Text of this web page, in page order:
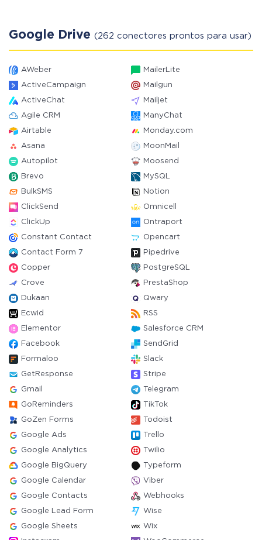
Google Drive (262 conectores prontos para usar)
AWeber MailerLite
ActiveCampaign Mailgun
ActiveChat Mailjet
Agile CRM ManyChat
Airtable Monday.com
Asana MoonMail
Autopilot Moosend
Brevo MySQL
BulkSMS Notion
ClickSend Omnicell
ClickUp Ontraport
Constant Contact Opencart
Contact Form 7 Pipedrive
Copper PostgreSQL
Crove PrestaShop
Dukaan Qwary
Ecwid RSS
Elementor Salesforce CRM
Facebook SendGrid
Formaloo Slack
GetResponse Stripe
Gmail Telegram
GoReminders TikTok
GoZen Forms Todoist
Google Ads Trello
Google Analytics Twilio
Google BigQuery Typeform
Google Calendar Viber
Google Contacts Webhooks
Google Lead Form Wise
Google Sheets Wix